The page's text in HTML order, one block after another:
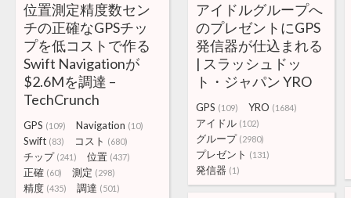
位置測定精度数セン
チの正確なGPSチッ
プを低コストで作る
Swift Navigationが
$2.6Mを調達 –
TechCrunch
GPS (109) Navigation (10)
Swift (83) コスト (680)
チップ (241) 位置 (437)
正確 (60) 測定 (298)
精度 (435) 調達 (501)
アイドルグループへ
のプレゼントにGPS
発信器が仕込まれる
| スラッシュドッ
ト・ジャパン YRO
GPS (109) YRO (1684)
アイドル (102)
グループ (2980)
プレゼント (131)
発信器 (1)